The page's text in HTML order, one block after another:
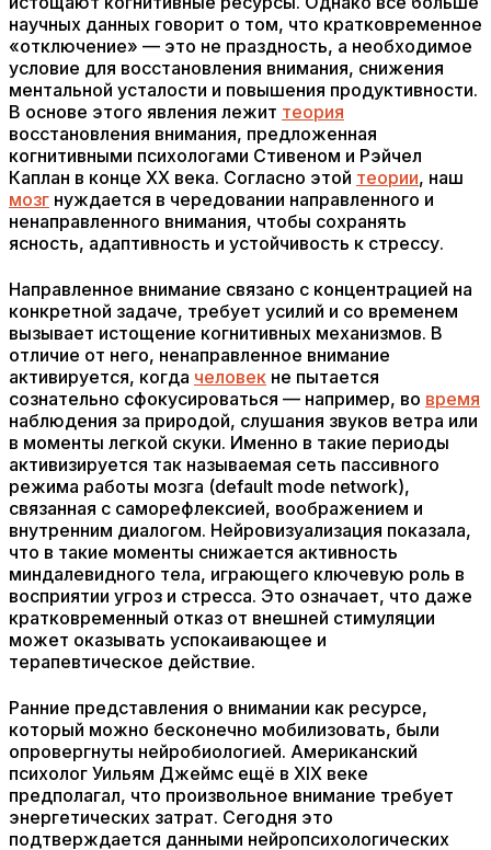
научных данных говорит о том, что кратковременное
«отключение» — это не праздность, а необходимое
условие для восстановления внимания, снижения
ментальной усталости и повышения продуктивности.
В основе этого явления лежит теория
восстановления внимания, предложенная
когнитивными психологами Стивеном и Рэйчел
Каплан в конце XX века. Согласно этой теории, наш
мозг нуждается в чередовании направленного и
ненаправленного внимания, чтобы сохранять
ясность, адаптивность и устойчивость к стрессу.
Направленное внимание связано с концентрацией на
конкретной задаче, требует усилий и со временем
вызывает истощение когнитивных механизмов. В
отличие от него, ненаправленное внимание
активируется, когда человек не пытается
сознательно сфокусироваться — например, во время
наблюдения за природой, слушания звуков ветра или
в моменты легкой скуки. Именно в такие периоды
активизируется так называемая сеть пассивного
режима работы мозга (default mode network),
связанная с саморефлексией, воображением и
внутренним диалогом. Нейровизуализация показала,
что в такие моменты снижается активность
миндалевидного тела, играющего ключевую роль в
восприятии угроз и стресса. Это означает, что даже
кратковременный отказ от внешней стимуляции
может оказывать успокаивающее и
терапевтическое действие.
Ранние представления о внимании как ресурсе,
который можно бесконечно мобилизовать, были
опровергнуты нейробиологией. Американский
психолог Уильям Джеймс ещё в XIX веке
предполагал, что произвольное внимание требует
энергетических затрат. Сегодня это
подтверждается данными нейропсихологических